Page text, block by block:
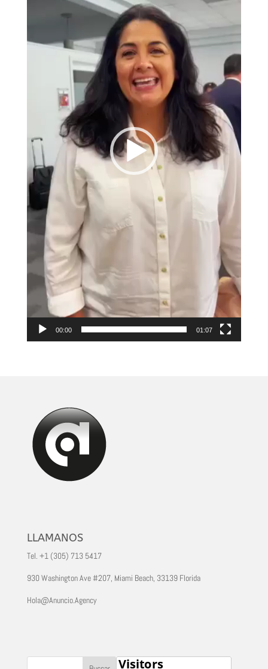
00:00 01:07
LLAMANOS
Tel. +1 (305) 713 5417
930 Washington Ave #207, Miami Beach, 33139 Florida
Hola@Anuncio.Agency